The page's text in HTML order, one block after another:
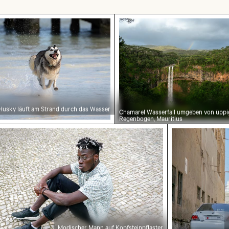
läuft am Strand durch das Wasser
läuft am Strand durch das Wasser
Chamarel Wasserfall
Chamarel Wasserfall umgeben von
Regenbogen, Mauritius
Hintergrund
Mann auf Kopfsteinpflaster
Modischer Mann auf Kopfsteinpflaster
Bahrain